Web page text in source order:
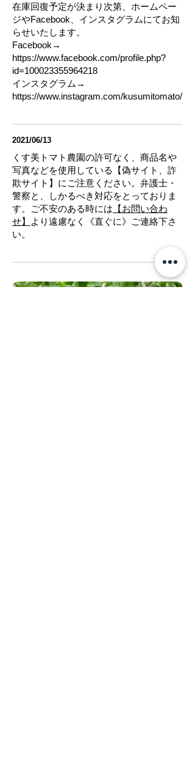
在庫回復予定が決まり次第、ホームペー
ジやFacebook、インスタグラムにてお知
らせいたします。
Facebook→
https://www.facebook.com/profile.php?
id=100023355964218
​インスタグラム→
https://www.instagram.com/kusumitomato/
2021/06/13
くす美トマト農園の許可なく、商品名や
写真などを使用している【偽サイト、詐
欺サイト】にご注意ください。弁護士・
警察と、しかるべき対応をとっておりま
す。ご不安のある時には 【お問い合わ
せ】
より遠慮なく《直ぐに》ご連絡下さ
い。